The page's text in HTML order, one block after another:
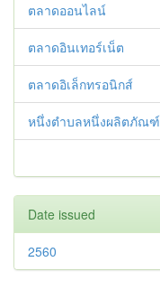
ตลาดออนไลน์
ตลาดอินเทอร์เน็ต
ตลาดอิเล็กทรอนิกส์
หนึ่งตำบลหนึ่งผลิตภัณฑ์
Date issued
2560